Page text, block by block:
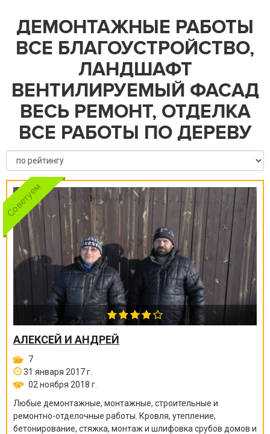
ДЕМОНТАЖНЫЕ РАБОТЫ
ВСЕ БЛАГОУСТРОЙСТВО,
ЛАНДШАФТ
ВЕНТИЛИРУЕМЫЙ ФАСАД
ВЕСЬ РЕМОНТ, ОТДЕЛКА
ВСЕ РАБОТЫ ПО ДЕРЕВУ
АЛЕКСЕЙ И АНДРЕЙ
7
31 января 2017 г.
02 ноября 2018 г.
Любые демонтажные, монтажные, строительные и
ремонтно-отделочные работы. Кровля, утепление,
бетонирование, стяжка, монтаж и шлифовка срубов домов и